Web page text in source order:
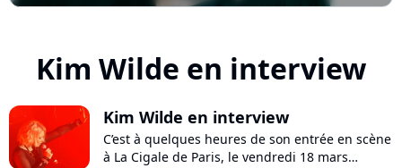
Kim Wilde en interview
Kim Wilde en interview
C’est à quelques heures de son entrée en scène
à La Cigale de Paris, le vendredi 18 mars